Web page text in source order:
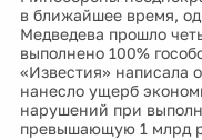
в ближайшее время,
Медведева прошло
выполнено 100%
«Известия» написала
нанесло ущерб
нарушений при
превышающую 1 млрд